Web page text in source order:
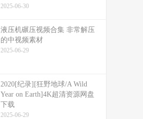
2025-06-30
液压机碾压视频合集 非常解压
的中视频素材
2025-06-29
2020[纪录][狂野地球/A Wild
Year on Earth]4K超清资源网盘
下载
2025-06-29